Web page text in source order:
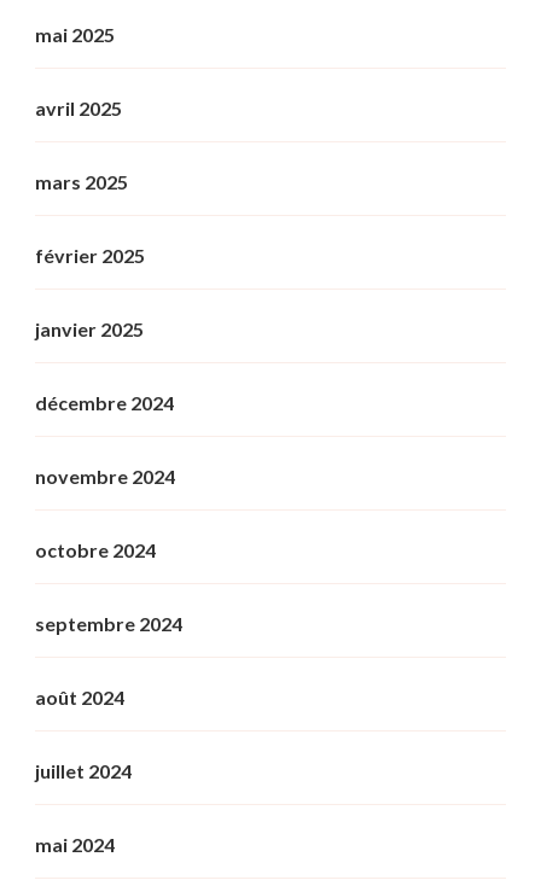
mai 2025
avril 2025
mars 2025
février 2025
janvier 2025
décembre 2024
novembre 2024
octobre 2024
septembre 2024
août 2024
juillet 2024
mai 2024